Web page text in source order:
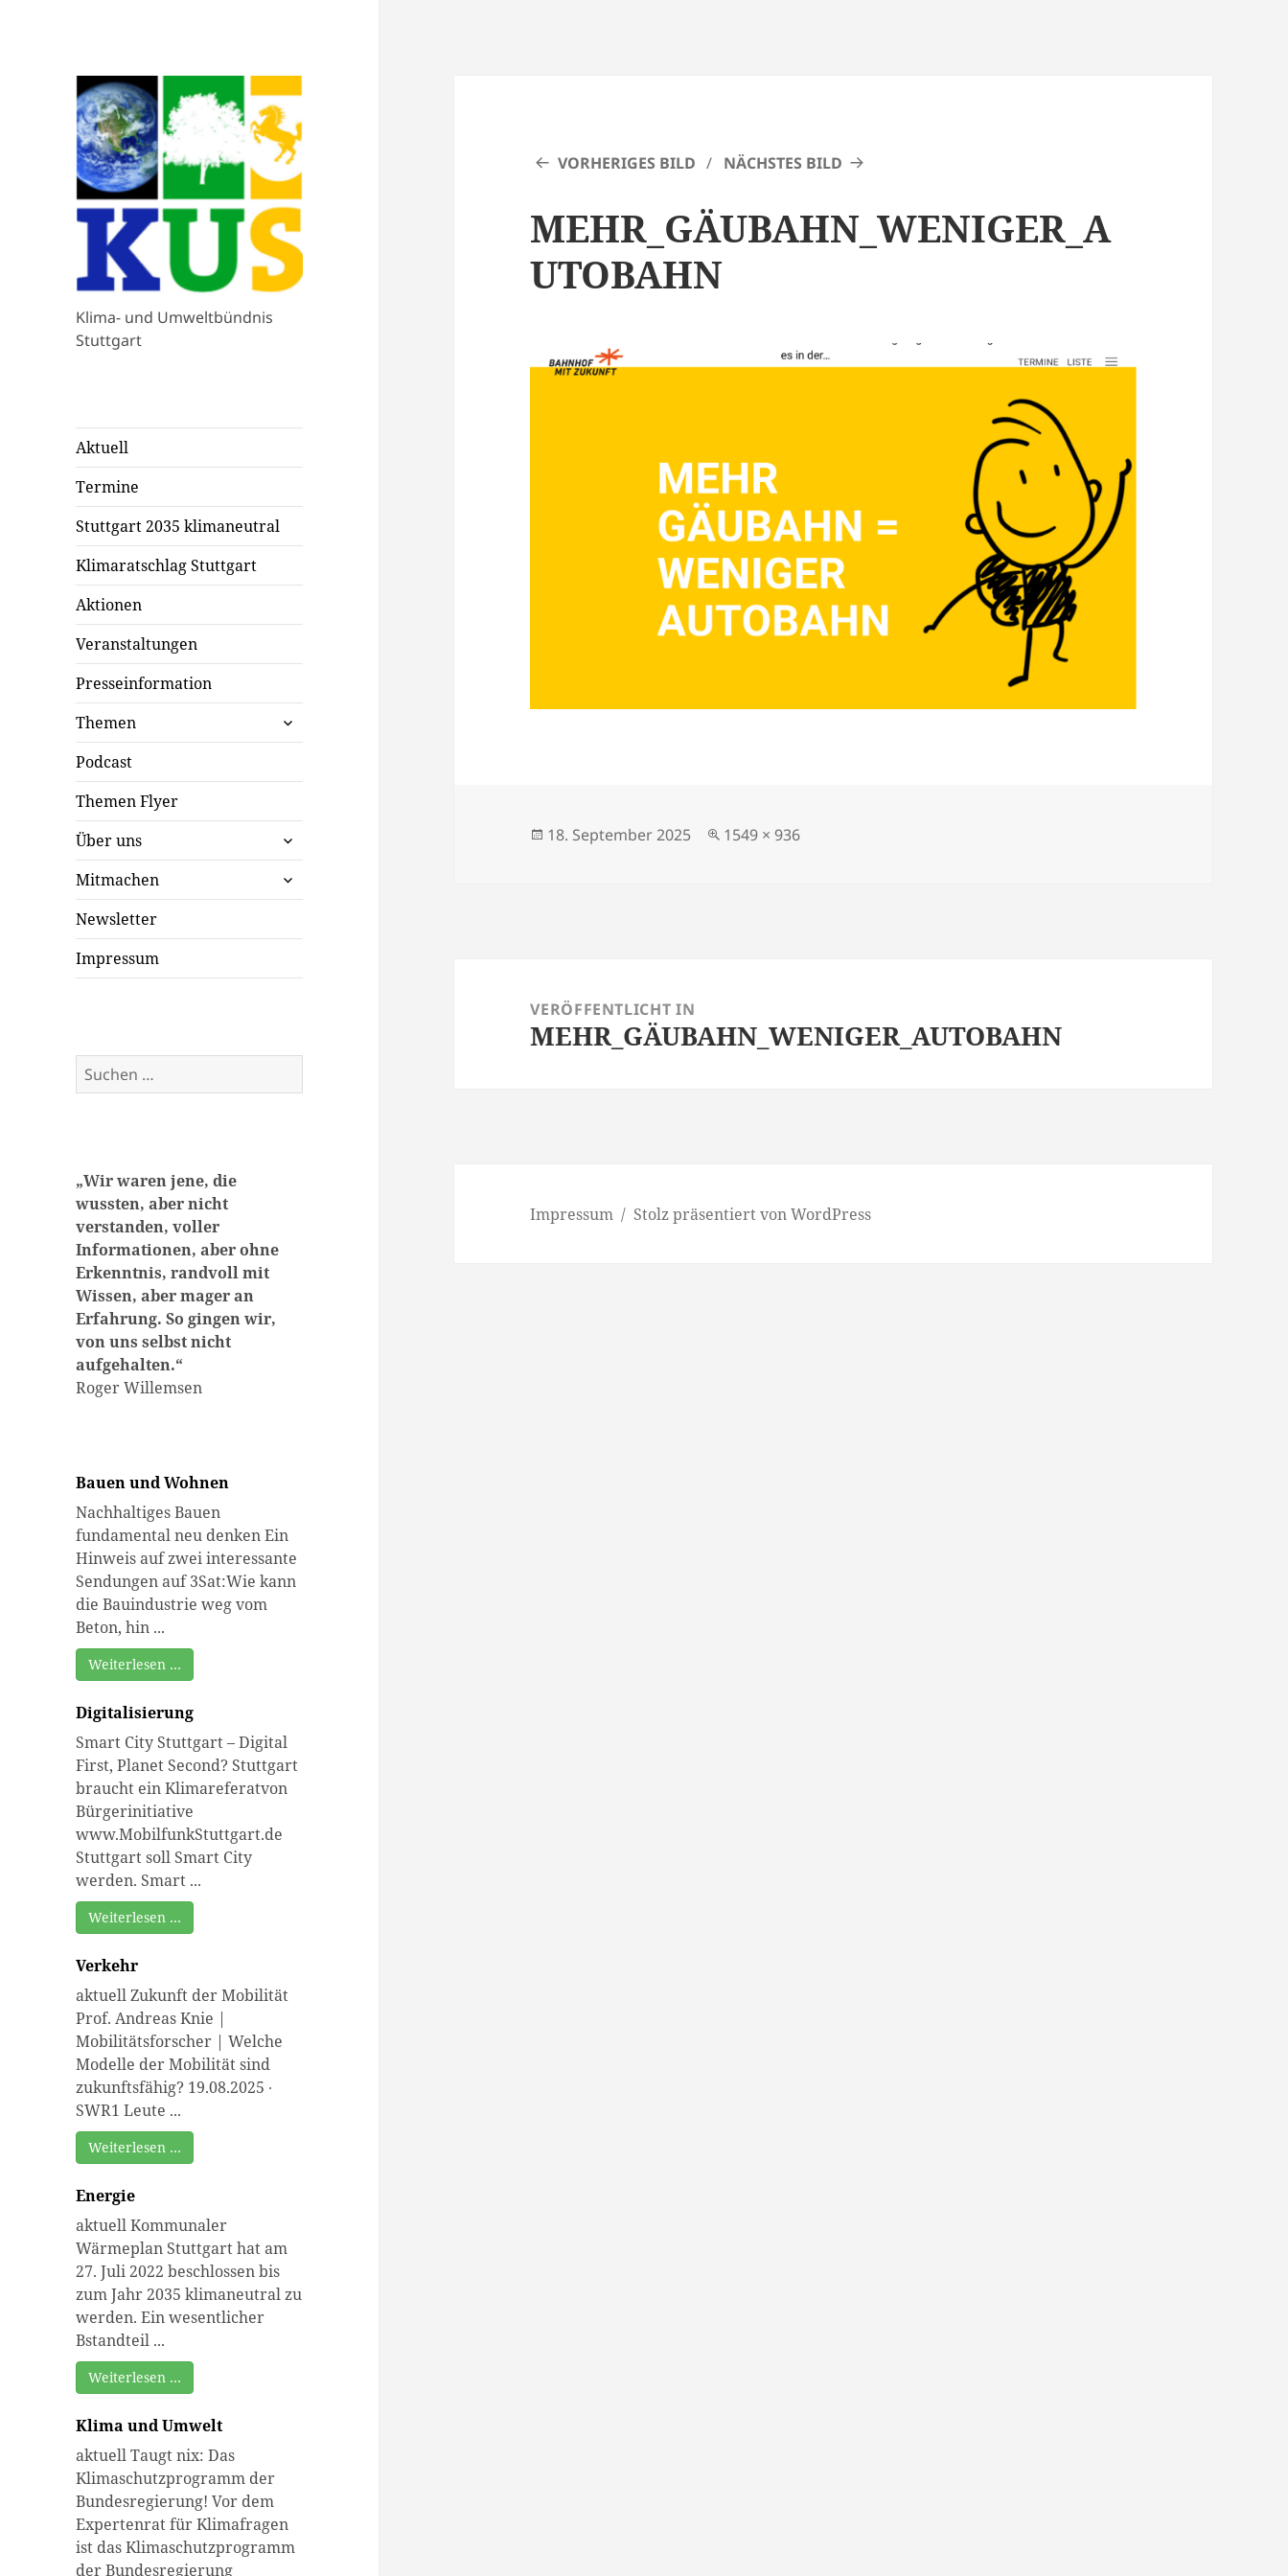
Klima- und Umweltbündnis
Stuttgart
Aktuell
Termine
Stuttgart 2035 klimaneutral
Klimaratschlag Stuttgart
Aktionen
Veranstaltungen
Presseinformation
Themen
untermenü
öffnen
Podcast
Themen Flyer
Über uns
untermenü
öffnen
Mitmachen
untermenü
öffnen
Newsletter
Impressum
Suchen
nach:
„Wir waren jene, die
wussten, aber nicht
verstanden, voller
Informationen, aber ohne
Erkenntnis, randvoll mit
Wissen, aber mager an
Erfahrung. So gingen wir,
von uns selbst nicht
aufgehalten.“
Roger Willemsen
Bauen und Wohnen
Nachhaltiges Bauen
fundamental neu denken Ein
Hinweis auf zwei interessante
Sendungen auf 3Sat:Wie kann
die Bauindustrie weg vom
Beton, hin ...
Weiterlesen …
Digitalisierung
Smart City Stuttgart – Digital
First, Planet Second? Stuttgart
braucht ein Klimareferatvon
Bürgerinitiative
www.MobilfunkStuttgart.de
Stuttgart soll Smart City
werden. Smart ...
Weiterlesen …
Verkehr
aktuell Zukunft der Mobilität
Prof. Andreas Knie |
Mobilitätsforscher | Welche
Modelle der Mobilität sind
zukunftsfähig? 19.08.2025 ∙
SWR1 Leute ...
Weiterlesen …
Energie
aktuell Kommunaler
Wärmeplan Stuttgart hat am
27. Juli 2022 beschlossen bis
zum Jahr 2035 klimaneutral zu
werden. Ein wesentlicher
Bstandteil ...
Weiterlesen …
Klima und Umwelt
aktuell Taugt nix: Das
Klimaschutzprogramm der
Bundesregierung! Vor dem
Expertenrat für Klimafragen
ist das Klimaschutzprogramm
der Bundesregierung
VORHERIGES BILD NÄCHSTES BILD
MEHR_GÄUBAHN_WENIGER_A
UTOBAHN
Veröffentlicht
18. September 2025 Originalgröße
1549 × 936
VERÖFFENTLICHT IN
MEHR_GÄUBAHN_WENIGER_AUTOBAHN
Impressum Stolz präsentiert von WordPress